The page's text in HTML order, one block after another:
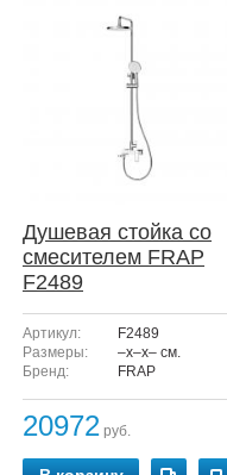
Душевая стойка со
смесителем FRAP
F2489
Артикул:
F2489
Размеры:
–x–x– см.
Бренд:
FRAP
20972 руб.